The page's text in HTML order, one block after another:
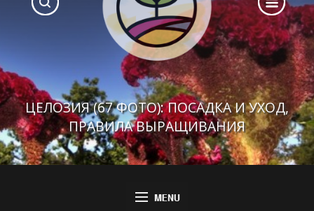
ЦЕЛОЗИЯ (67 ФОТО): ПОСАДКА И УХОД,
ПРАВИЛА ВЫРАЩИВАНИЯ